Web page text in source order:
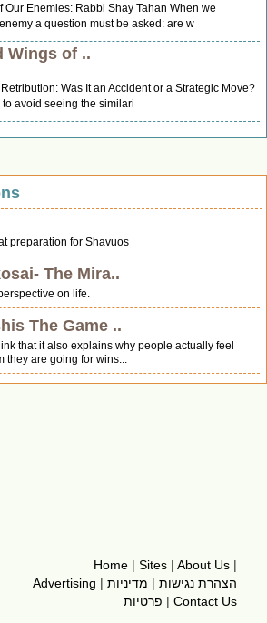
Our Enemies: Rabbi Shay Tahan When we
a question must be asked: are w
Wings of ..
Was It an Accident or a Strategic Move?
avoid seeing the similari
preparation for Shavuos
The Mira..
on life.
The Game ..
that it also explains why people actually feel
they are going for wins...
Home | Sites | About Us |
Advertising | הצהרת נגישות | מדיניות
פרטיות | Contact Us